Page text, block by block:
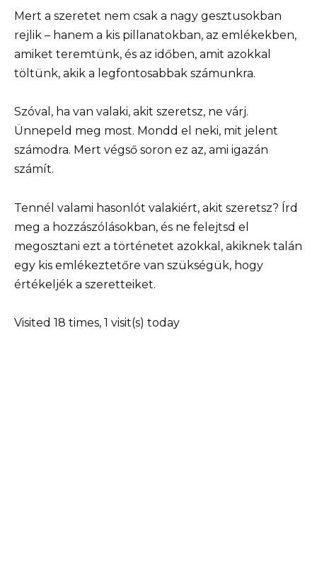
Mert a szeretet nem csak a nagy gesztusokban
rejlik – hanem a kis pillanatokban, az emlékekben,
amiket teremtünk, és az időben, amit azokkal
töltünk, akik a legfontosabbak számunkra.
Szóval, ha van valaki, akit szeretsz, ne várj.
Ünnepeld meg most. Mondd el neki, mit jelent
számodra. Mert végső soron ez az, ami igazán
számít.
Tennél valami hasonlót valakiért, akit szeretsz? Írd
meg a hozzászólásokban, és ne felejtsd el
megosztani ezt a történetet azokkal, akiknek talán
egy kis emlékeztetőre van szükségük, hogy
értékeljék a szeretteiket.
Visited 18 times, 1 visit(s) today